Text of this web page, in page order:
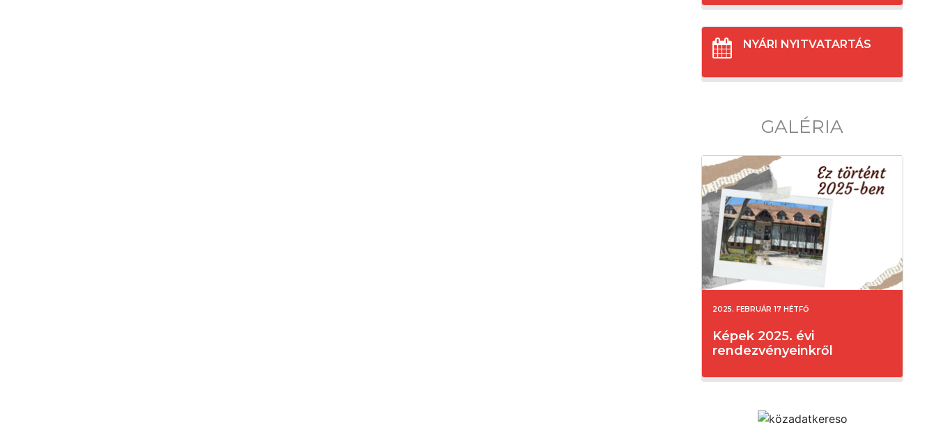
NYÁRI NYITVATARTÁS
GALÉRIA
2025. FEBRUÁR 17 HÉTFŐ
Képek 2025. évi
rendezvényeinkről